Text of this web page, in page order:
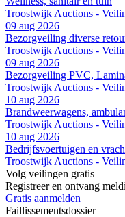
Troostwijk Auctions -
09 aug 2026
Bezorgveiling diverse
Troostwijk Auctions -
09 aug 2026
Bezorgveiling PVC,
Troostwijk Auctions -
10 aug 2026
Brandweerwagens,
Troostwijk Auctions -
10 aug 2026
Bedrijfsvoertuigen en
Troostwijk Auctions -
Volg veilingen gratis
Registreer en ontvang
Gratis aanmelden
Faillissementsdossier